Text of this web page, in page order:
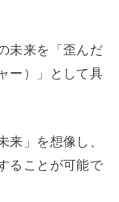
未来を「歪んだ
ー）」として具
来」を想像し、
ることが可能で